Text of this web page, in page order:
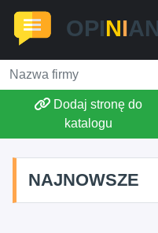
OPINI
Dodaj stronę do
katalogu
NAJNOWSZE
ALEKSANDRA BAKA